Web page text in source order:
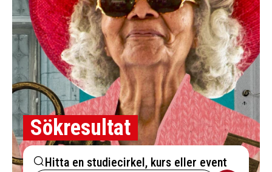
Sökresultat
Hitta en studiecirkel, kurs eller event